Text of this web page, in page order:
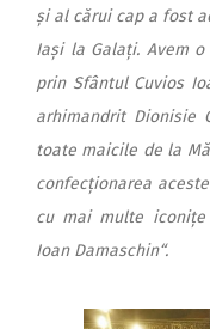
și al cărui cap a fost
Iași la Galați. Avem
prin Sfântul Cuvios
arhimandrit Dionisie
toate maicile de la
confecționarea
cu mai multe
Ioan Damaschin“.